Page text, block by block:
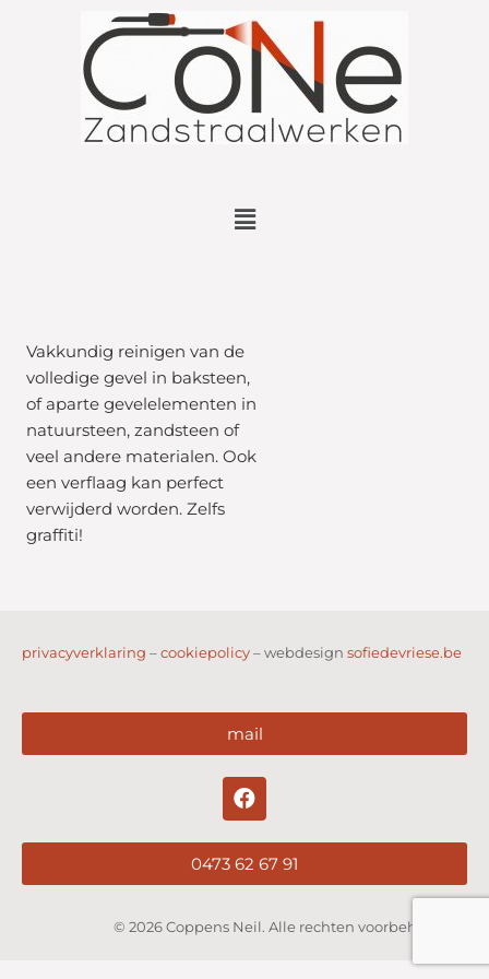
Vakkundig reinigen van de
volledige gevel in baksteen,
of aparte gevelelementen in
natuursteen, zandsteen of
veel andere materialen. Ook
een verflaag kan perfect
verwijderd worden. Zelfs
graffiti!
privacyverklaring –cookiepolicy– webdesign sofiedevriese.be
mail
0473 62 67 91
© 2026 Coppens Neil. Alle rechten voorbehouden.